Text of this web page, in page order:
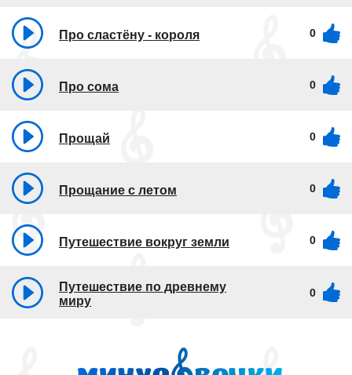
Про сластёну - короля 0
Про сома 0
Прощай 0
Прощание с летом 0
Путешествие вокруг земли 0
Путешествие по древнему
миру
0